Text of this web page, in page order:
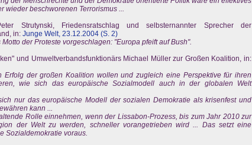
wieder beschworenen Terrorismus ...
Strutynski, Friedensratschlag und selbsternannter Sprecher der
in: Junge Welt, 23.12.2004 (S. 2)
der Proteste vorgeschlagen: "Europa pfeift auf Bush".
und Umweltverbandsfunktionärs Michael Müller zur Großen Koalition, in:
Erfolg der großen Koalition wollen und zugleich eine Perspektive für ihren
wie sich das europäische Sozialmodell auch in der globalen Welt
nur das europäische Modell der sozialen Demokratie als krisenfest und
kann ...
Rolle einnehmen, wenn der Lissabon-Prozess, bis zum Jahr 2010 zur
der Welt zu werden, schneller vorangetrieben wird ... Das setzt eine
Sozialdemokratie voraus.